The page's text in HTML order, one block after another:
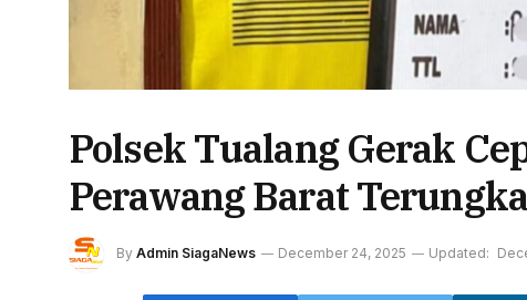
Polsek Tualang Gerak
Perawang Barat
By Admin SiagaNews December 24, 2025 Updated: